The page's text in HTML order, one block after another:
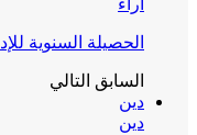
آراء
الحصيلة السنوية
السابق التالي
دين
دين